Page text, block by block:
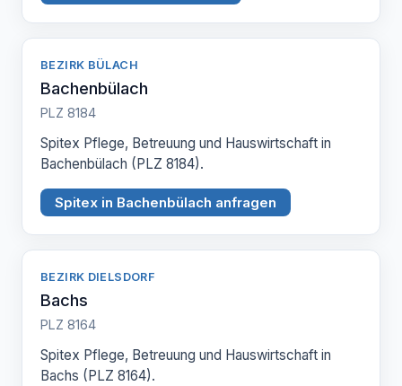
BEZIRK BÜLACH
Bachenbülach
PLZ 8184
Spitex Pflege, Betreuung und Hauswirtschaft in
Bachenbülach (PLZ 8184).
Spitex in Bachenbülach anfragen
BEZIRK DIELSDORF
Bachs
PLZ 8164
Spitex Pflege, Betreuung und Hauswirtschaft in
Bachs (PLZ 8164).